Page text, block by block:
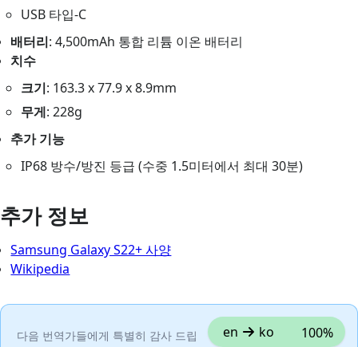
USB 타입-C
배터리: 4,500mAh 통합 리튬 이온 배터리
치수
크기: 163.3 x 77.9 x 8.9mm
무게: 228g
추가 기능
IP68 방수/방진 등급 (수중 1.5미터에서 최대 30분)
추가 정보
Samsung Galaxy S22+ 사양
Wikipedia
다음 번역가들에게 특별히 감사 드립
en ko 100%